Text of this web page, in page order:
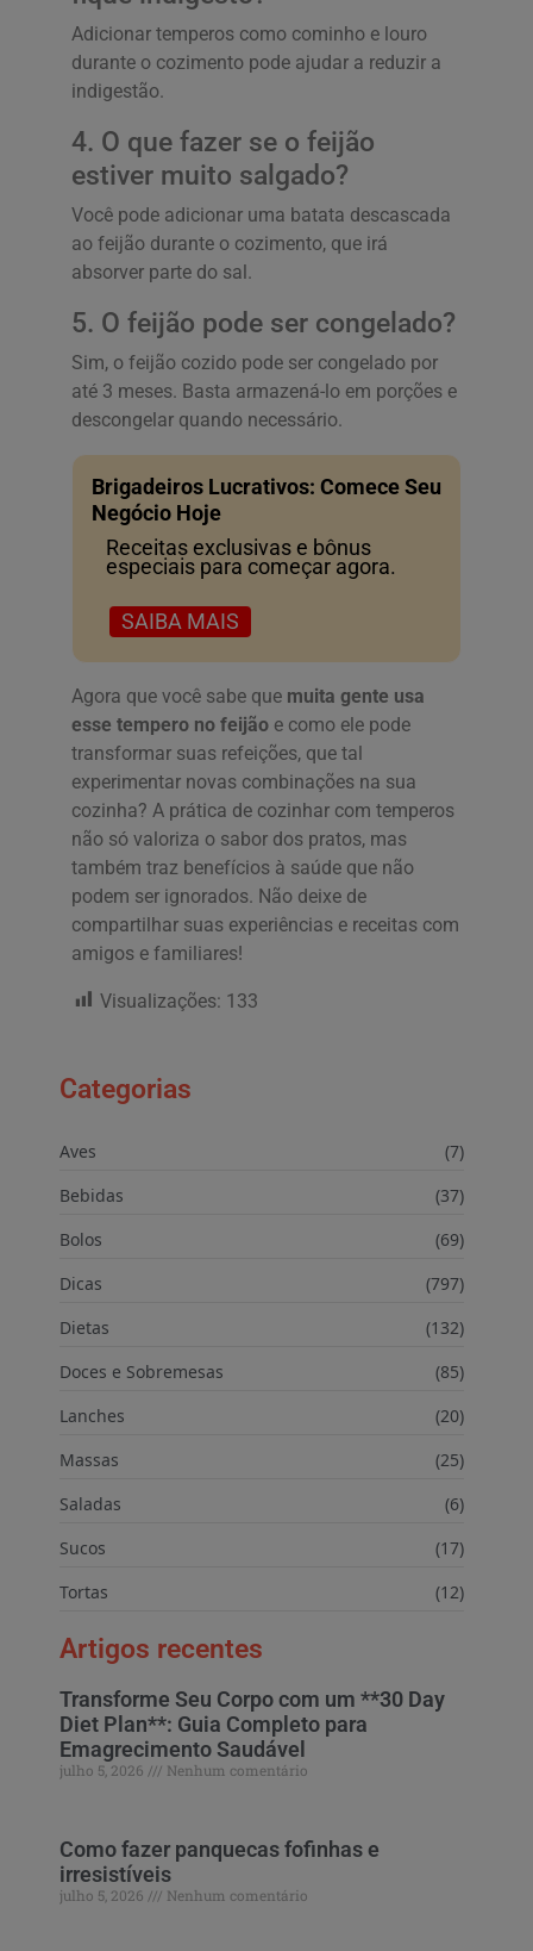
Adicionar temperos como cominho e louro
durante o cozimento pode ajudar a reduzir a
indigestão.
4. O que fazer se o feijão
estiver muito salgado?
Você pode adicionar uma batata descascada
ao feijão durante o cozimento, que irá
absorver parte do sal.
5. O feijão pode ser congelado?
Sim, o feijão cozido pode ser congelado por
até 3 meses. Basta armazená-lo em porções e
descongelar quando necessário.
Brigadeiros Lucrativos: Comece Seu
Negócio Hoje
Receitas exclusivas e bônus
especiais para começar agora.
SAIBA MAIS
Agora que você sabe que muita gente usa
esse tempero no feijão e como ele pode
transformar suas refeições, que tal
experimentar novas combinações na sua
cozinha? A prática de cozinhar com temperos
não só valoriza o sabor dos pratos, mas
também traz benefícios à saúde que não
podem ser ignorados. Não deixe de
compartilhar suas experiências e receitas com
amigos e familiares!
Visualizações: 133
Categorias
Aves
(7)
Bebidas
(37)
Bolos
(69)
Dicas
(797)
Dietas
(132)
Doces e Sobremesas
(85)
Lanches
(20)
Massas
(25)
Saladas
(6)
Sucos
(17)
Tortas
(12)
Artigos recentes
Transforme Seu Corpo com um **30 Day
Diet Plan**: Guia Completo para
Emagrecimento Saudável
julho 5, 2026 Nenhum comentário
Como fazer panquecas fofinhas e
irresistíveis
julho 5, 2026 Nenhum comentário